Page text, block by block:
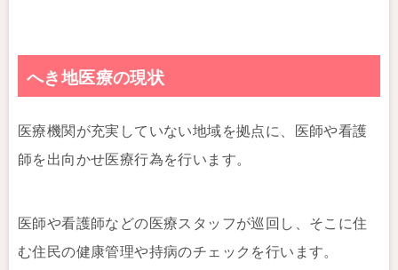
へき地医療の現状
医療機関が充実していない地域を拠点に、医師や看護
師を出向かせ医療行為を行います。
医師や看護師などの医療スタッフが巡回し、そこに住
む住民の健康管理や持病のチェックを行います。